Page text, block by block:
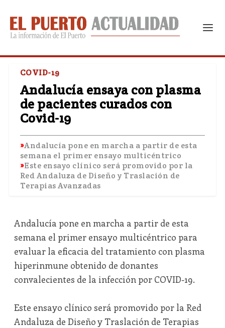
COVID-19
Andalucía ensaya con plasma
de pacientes curados con
Covid-19
Andalucía pone en marcha a partir de esta
semana el primer ensayo multicéntrico
Este ensayo clínico será promovido por la
Red Andaluza de Diseño y Traslación de
Terapias Avanzadas
Andalucía pone en marcha a partir de esta
semana el primer ensayo multicéntrico para
evaluar la eficacia del tratamiento con plasma
hiperinmune obtenido de donantes
convalecientes de la infección por COVID-19.
Este ensayo clínico será promovido por la Red
Andaluza de Diseño y Traslación de Terapias